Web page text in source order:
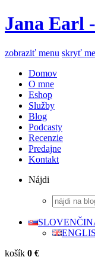
Jana Earl
zobraziť menu skryť
Domov
O mne
Eshop
Služby
Blog
Podcasty
Recenzie
Predajne
Kontakt
Nájdi
košík 0 €